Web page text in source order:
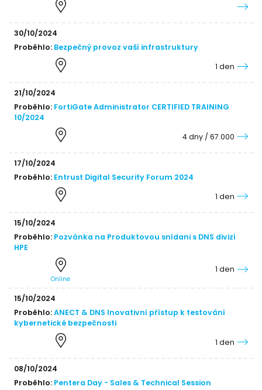
30/10/2024
Proběhlo:Bezpečný provoz vaší infrastruktury
1 den
21/10/2024
Proběhlo:FortiGate Administrator CERTIFIED TRAINING
10/2024
4 dny / 67.000
17/10/2024
Proběhlo:Entrust Digital Security Forum 2024
1 den
15/10/2024
Proběhlo:Pozvánka na Produktovou snídani s DNS divizí
HPE
Online
1 den
15/10/2024
Proběhlo:ANECT & DNS Inovativní přístup k testování
kybernetické bezpečnosti
1 den
08/10/2024
Proběhlo:Pentera Day - Sales & Technical Session